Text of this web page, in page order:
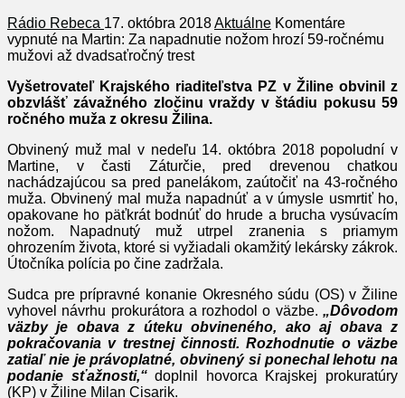
Rádio Rebeca 17. októbra 2018Aktuálne Komentáre
vypnuté na Martin: Za napadnutie nožom hrozí 59-ročnému
mužovi až dvadsaťročný trest
Vyšetrovateľ Krajského riaditeľstva PZ v Žiline obvinil z
obzvlášť závažného zločinu vraždy v štádiu pokusu 59
ročného muža z okresu Žilina.
Obvinený muž mal v nedeľu 14. októbra 2018 popoludní v
Martine, v časti Záturčie, pred drevenou chatkou
nachádzajúcou sa pred panelákom, zaútočiť na 43-ročného
muža. Obvinený mal muža napadnúť a v úmysle usmrtiť ho,
opakovane ho päťkrát bodnúť do hrude a brucha vysúvacím
nožom. Napadnutý muž utrpel zranenia s priamym
ohrozením života, ktoré si vyžiadali okamžitý lekársky zákrok.
Útočníka polícia po čine zadržala.
Sudca pre prípravné konanie Okresného súdu (OS) v Žiline
vyhovel návrhu prokurátora a rozhodol o väzbe. „Dôvodom
väzby je obava z úteku obvineného, ako aj obava z
pokračovania v trestnej činnosti. Rozhodnutie o väzbe
zatiaľ nie je právoplatné, obvinený si ponechal lehotu na
podanie sťažnosti,“ doplnil hovorca Krajskej prokuratúry
(KP) v Žiline Milan Cisarik.